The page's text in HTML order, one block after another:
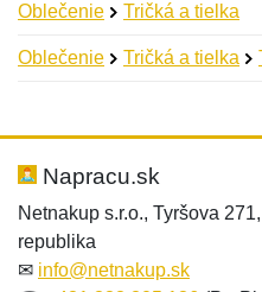
Oblečenie Tričká a tielka
Oblečenie Tričká a tielka
Hodnotenie:
Meno:*
Meno:
E-mail:*
Napracu.sk
Netnakup s.r.o., Tyršova
republika
✉ info@netnakup.sk